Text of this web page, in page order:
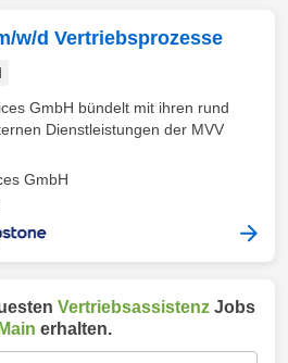
w/d Vertriebsprozesse
GmbH bündelt mit ihren rund
Dienstleistungen der MVV
GmbH
Vertriebsassistenz Jobs
erhalten.